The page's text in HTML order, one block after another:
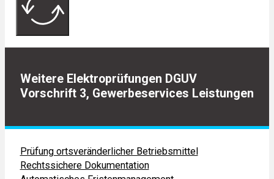
Weitere Elektroprüfungen DGUV
Vorschrift 3, Gewerbeservices Leistungen
Prüfung ortsveränderlicher Betriebsmittel
Rechtssichere Dokumentation